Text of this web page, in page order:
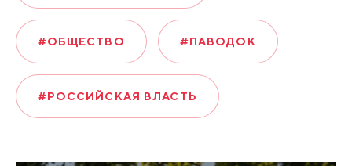
#ОБЩЕСТВО #ПАВОДОК
#РОССИЙСКАЯ ВЛАСТЬ